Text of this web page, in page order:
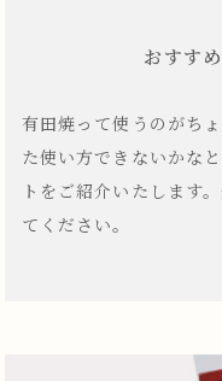
おすす
有田焼って使うのがち
た使い方できないかな
トをご紹介いたします
てください。